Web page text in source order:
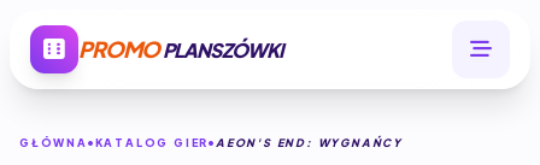
PROMOPLANSZÓWKI
GŁÓWNA KATALOG GIER AEON'S END: WYGNAŃCY